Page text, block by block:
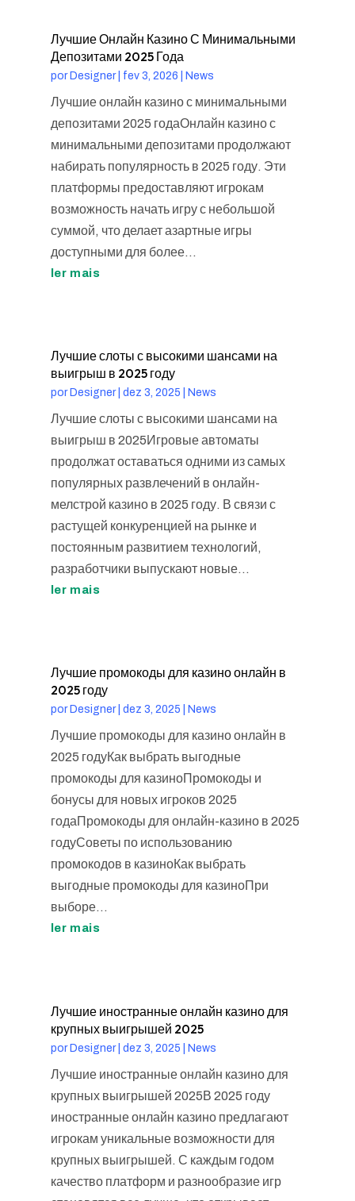
Лучшие Онлайн Казино С Минимальными
Депозитами 2025 Года
por Designer| fev 3, 2026 News
Лучшие онлайн казино с минимальными
депозитами 2025 годаОнлайн казино с
минимальными депозитами продолжают
набирать популярность в 2025 году. Эти
платформы предоставляют игрокам
возможность начать игру с небольшой
суммой, что делает азартные игры
доступными для более...
ler mais
Лучшие слоты с высокими шансами на
выигрыш в 2025 году
por Designer| dez 3, 2025 News
Лучшие слоты с высокими шансами на
выигрыш в 2025Игровые автоматы
продолжат оставаться одними из самых
популярных развлечений в онлайн-
мелстрой казино в 2025 году. В связи с
растущей конкуренцией на рынке и
постоянным развитием технологий,
разработчики выпускают новые...
ler mais
Лучшие промокоды для казино онлайн в
2025 году
por Designer| dez 3, 2025 News
Лучшие промокоды для казино онлайн в
2025 годуКак выбрать выгодные
промокоды для казиноПромокоды и
бонусы для новых игроков 2025
годаПромокоды для онлайн-казино в 2025
годуСоветы по использованию
промокодов в казиноКак выбрать
выгодные промокоды для казиноПри
выборе...
ler mais
Лучшие иностранные онлайн казино для
крупных выигрышей 2025
porDesigner| dez 3, 2025 News
Лучшие иностранные онлайн казино для
крупных выигрышей 2025В 2025 году
иностранные онлайн казино предлагают
игрокам уникальные возможности для
крупных выигрышей. С каждым годом
качество платформ и разнообразие игр